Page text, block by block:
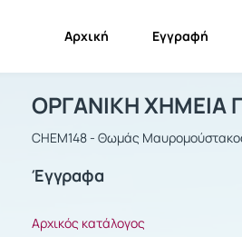
Αρχική Εγγραφή
Μάθημα : ΟΡΓΑΝΙΚΗ
ΟΡΓΑΝΙΚΗ ΧΗΜΕΙΑ
CHEM148 - Θωμάς
Έγγραφα
Αρχικός κατάλογος